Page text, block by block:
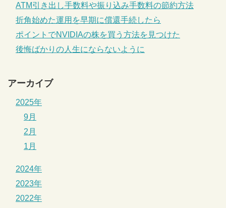
ATM引き出し手数料や振り込み手数料の節約方法
折角始めた運用を早期に償還手続したら
ポイントでNVIDIAの株を買う方法を見つけた
後悔ばかりの人生にならないように
アーカイブ
2025年
9月
2月
1月
2024年
2023年
2022年